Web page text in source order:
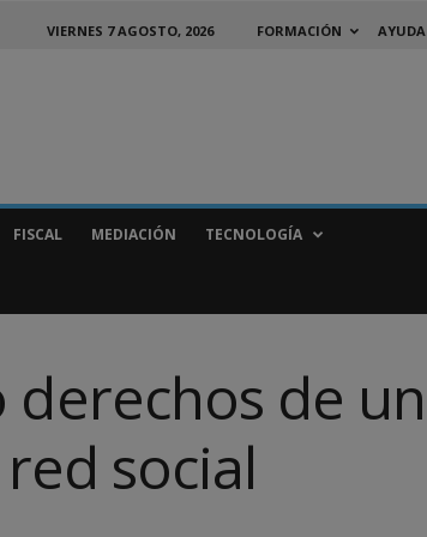
VIERNES 7 AGOSTO, 2026 FORMACIÓN AYUDA
FISCAL MEDIACIÓN TECNOLOGÍA
de un
social